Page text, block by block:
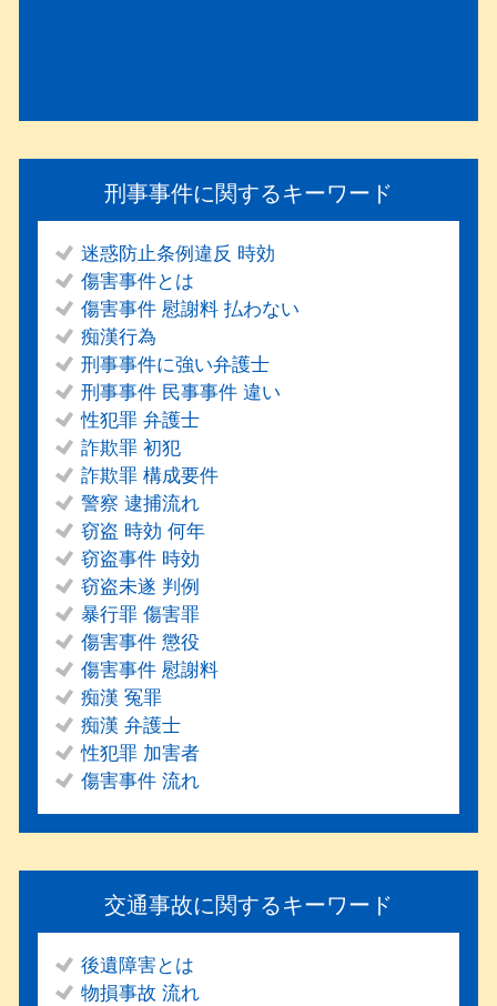
刑事事件に関するキーワード
迷惑防止条例違反 時効
傷害事件とは
傷害事件 慰謝料 払わない
痴漢行為
刑事事件に強い弁護士
刑事事件 民事事件 違い
性犯罪 弁護士
詐欺罪 初犯
詐欺罪 構成要件
警察 逮捕流れ
窃盗 時効 何年
窃盗事件 時効
窃盗未遂 判例
暴行罪 傷害罪
傷害事件 懲役
傷害事件 慰謝料
痴漢 冤罪
痴漢 弁護士
性犯罪 加害者
傷害事件 流れ
交通事故に関するキーワード
後遺障害とは
物損事故 流れ